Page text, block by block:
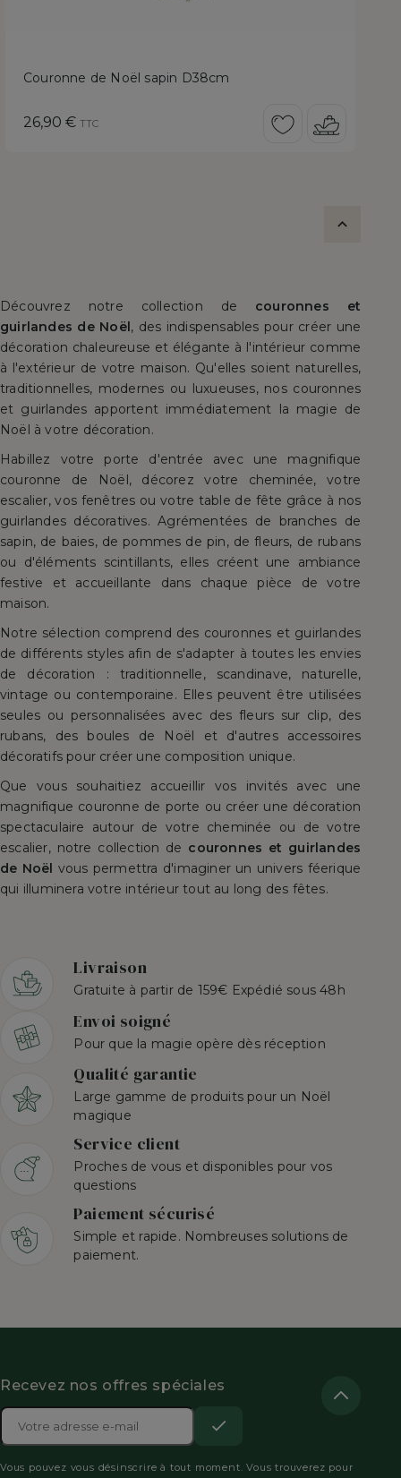
Couronne de Noël sapin D38cm
Prix
26,90 € TTC

Découvrez notre collection de couronnes et
guirlandes de Noël, des indispensables pour créer une
décoration chaleureuse et élégante à l'intérieur comme
à l'extérieur de votre maison. Qu'elles soient naturelles,
traditionnelles, modernes ou luxueuses, nos couronnes
et guirlandes apportent immédiatement la magie de
Noël à votre décoration.
Habillez votre porte d'entrée avec une magnifique
couronne de Noël, décorez votre cheminée, votre
escalier, vos fenêtres ou votre table de fête grâce à nos
guirlandes décoratives. Agrémentées de branches de
sapin, de baies, de pommes de pin, de fleurs, de rubans
ou d'éléments scintillants, elles créent une ambiance
festive et accueillante dans chaque pièce de votre
maison.
Notre sélection comprend des couronnes et guirlandes
de différents styles afin de s'adapter à toutes les envies
de décoration : traditionnelle, scandinave, naturelle,
vintage ou contemporaine. Elles peuvent être utilisées
seules ou personnalisées avec des fleurs sur clip, des
rubans, des boules de Noël et d'autres accessoires
décoratifs pour créer une composition unique.
Que vous souhaitiez accueillir vos invités avec une
magnifique couronne de porte ou créer une décoration
spectaculaire autour de votre cheminée ou de votre
escalier, notre collection de couronnes et guirlandes
de Noël vous permettra d'imaginer un univers féerique
qui illuminera votre intérieur tout au long des fêtes.
Livraison
Gratuite à partir de 159€ Expédié sous 48h
Envoi soigné
Pour que la magie opère dès réception
Qualité garantie
Large gamme de produits pour un Noël
magique
Service client
Proches de vous et disponibles pour vos
questions
Paiement sécurisé
Simple et rapide. Nombreuses solutions de
paiement.
Recevez nos offres spéciales
Adresse

les
Vous pouvez vous désinscrire à tout moment. Vous trouverez pour